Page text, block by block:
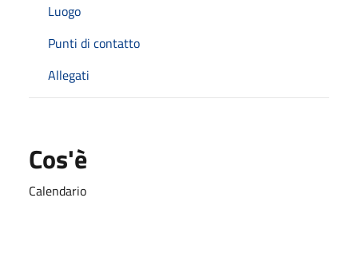
Luogo
Punti di contatto
Allegati
Cos'è
Calendario